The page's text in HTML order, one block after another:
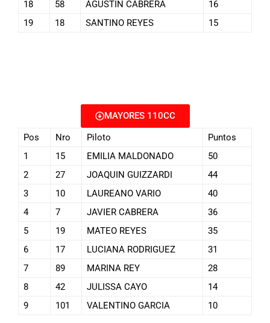
18
58 AGUSTIN CABRERA
16
19
18 SANTINO REYES 15
MAYORES 110CC
Pos
Nro Piloto
Puntos
1
15 EMILIA MALDONADO
50
2
27 JOAQUIN GUIZZARDI
44
3
10 LAUREANO VARIO
40
4
7 JAVIER CABRERA
36
5
19 MATEO REYES
35
6
17 LUCIANA RODRIGUEZ
31
7
89 MARINA REY
28
8
42 JULISSA CAYO
14
9
101 VALENTINO GARCIA 10